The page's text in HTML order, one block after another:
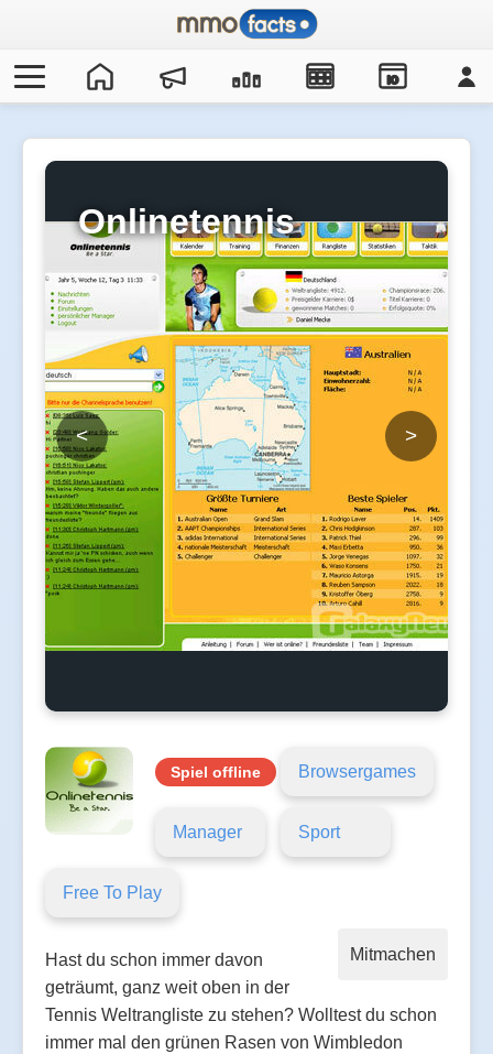
IO
Onlinetennis
< >
Spiel offline Browsergames
Manager Sport
Free To Play
Mitmachen
Hast du schon immer davon
geträumt, ganz weit oben in der
Tennis Weltrangliste zu stehen? Wolltest du schon
immer mal den grünen Rasen von Wimbledon